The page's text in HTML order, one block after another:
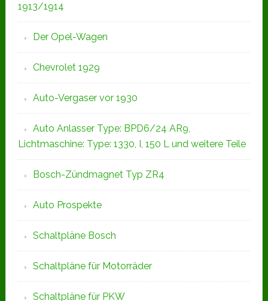
1913/1914
Der Opel-Wagen
Chevrolet 1929
Auto-Vergaser vor 1930
Auto Anlasser Type: BPD6/24 AR9,
Lichtmaschine: Type: 1330, I, 150 L und weitere Teile
Bosch-Zündmagnet Typ ZR4
Auto Prospekte
Schaltpläne Bosch
Schaltpläne für Motorräder
Schaltpläne für PKW